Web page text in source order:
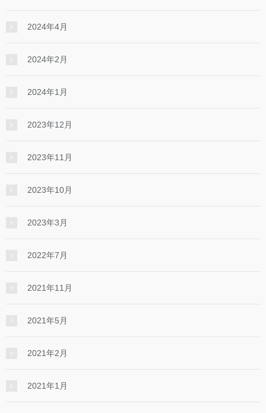
2024年4月
2024年2月
2024年1月
2023年12月
2023年11月
2023年10月
2023年3月
2022年7月
2021年11月
2021年5月
2021年2月
2021年1月